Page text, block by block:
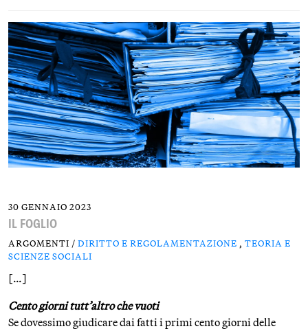
30 GENNAIO 2023
IL FOGLIO
ARGOMENTI / DIRITTO E REGOLAMENTAZIONE , TEORIA E
SCIENZE SOCIALI
[…]
Cento giorni tutt’altro che vuoti
Se dovessimo giudicare dai fatti i primi cento giorni delle